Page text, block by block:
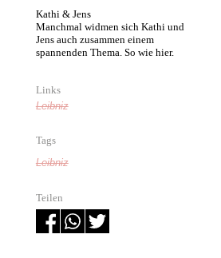
Kathi & Jens
Manchmal widmen sich Kathi und
Jens auch zusammen einem
spannenden Thema. So wie hier.
Links
Leibniz
Tags
Leibniz
Teilen